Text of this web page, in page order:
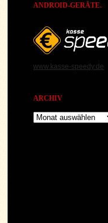
ANDROID-GERÄTE.
www.kasse-speedy.de
ARCHIV
Archiv